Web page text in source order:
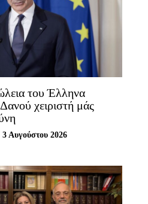
του Έλληνα
χειριστή μάς
3 Αυγούστου 2026